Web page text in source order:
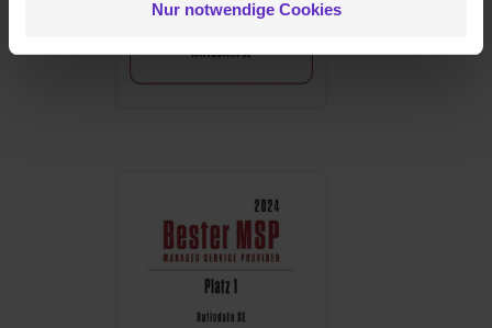
zulassen“ stimmst du dem Setzen der Cookies und der
Verwendungszwecke (ausgenommen „Notwendig“) zu. .
In diesem Fall sowie bei der separaten Aktivierung von
Dienste, ggfs. mit Sitz in den USA, übermittelt werden.
Eine Erlaubnis hierfür kannst du auch später noch im
Nur notwendige Cookies